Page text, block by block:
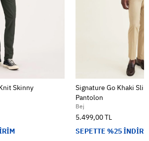
Skinny
Signature Go Khaki
Pantolon
Bej
5.499,00 TL
SEPETTE %25